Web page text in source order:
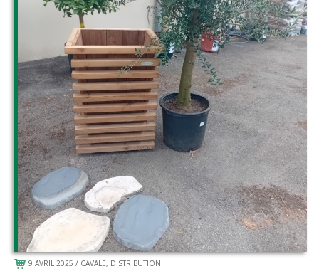
Collecte de Céréales
Moulin du Sou
Distribution
Pyro-gazéification
Boutique en ligne
Actualités
Agenda
Guides techniques
Nous contacter
9 AVRIL 2025 / CAVALE, DISTRIBUTION